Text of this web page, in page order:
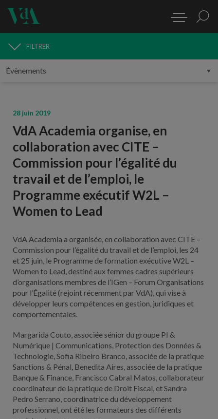
MÉDIAS
FILTRER
28 juin 2019
VdA Academia organise, en
collaboration avec CITE –
Commission pour l’égalité du
travail et de l’emploi, le
Programme exécutif W2L –
Women to Lead
VdA Academia a organisée, en collaboration avec CITE –
Commission pour l’égalité du travail et de l’emploi, les 24
et 25 juin, le Programme de formation exécutive W2L –
Women to Lead, destiné aux femmes cadres supérieurs
d’organisations membres de l’IGen – Forum Organisations
pour l’Égalité (rejoint récemment par VdA), qui vise à
développer leurs compétences en gestion, juridiques et
comportementales.
Margarida Couto, associée sénior du groupe PI &
Numérique | Communications, Protection des Données &
Technologie, Sofia Ribeiro Branco, associée de la pratique
Sanctions & Pénal, Benedita Aires, associée de la pratique
Banque & Finance, Francisco Cabral Matos, collaborateur
coordinateur de la pratique de Droit Fiscal, et Sandra
Pedro Serrano, coordinatrice du développement
professionnel, ont été les formateurs des différents